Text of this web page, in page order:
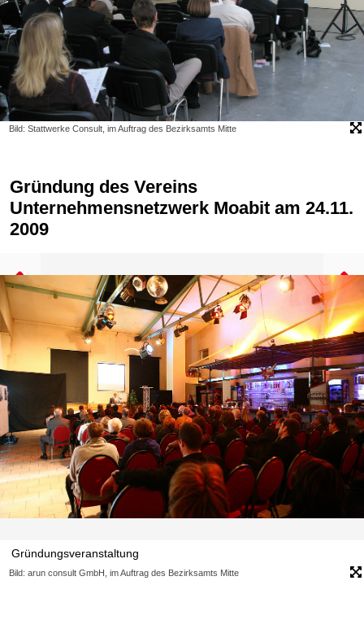
Bild: Stattwerke Consult, im Auftrag des Bezirksamts Mitte
Gründung des Vereins
Unternehmensnetzwerk Moabit am 24.11.
2009
Gründungsveranstaltung
Bild: arun consult GmbH, im Auftrag des Bezirksamts Mitte